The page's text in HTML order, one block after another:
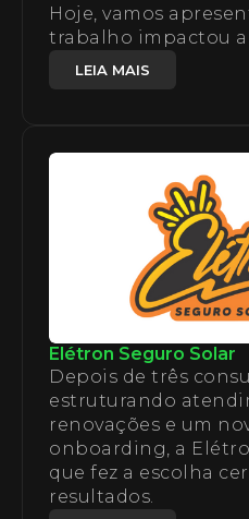
Hoje, vamos
trabalho impactou a
LEIA MAIS
Elétron Seguro Solar
Depois de três
estruturando
renovações e um
onboarding, a
que fez a escolha
resultados.